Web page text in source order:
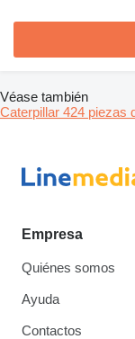
Véase también
Caterpillar 424 piezas
Empresa
Quiénes somos
Ayuda
Contactos